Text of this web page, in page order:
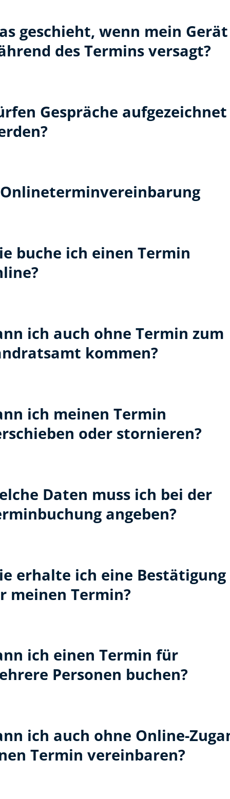
geschieht, wenn mein Gerät
des Termins versagt?
Gespräche aufgezeichnet
Onlineterminvereinbarung
buche ich einen Termin
ich auch ohne Termin zum
kommen?
ich meinen Termin
oder stornieren?
Daten muss ich bei der
angeben?
erhalte ich eine Bestätigung
meinen Termin?
ich einen Termin für
Personen buchen?
ich auch ohne Online-
Termin vereinbaren?